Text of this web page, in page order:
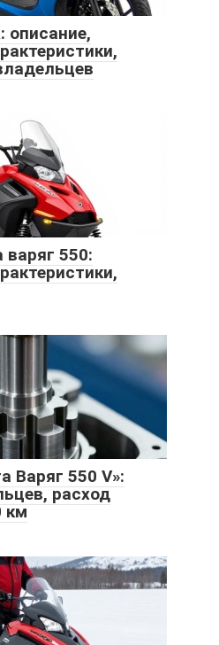
описание,
варяг 550:
Варяг 550 V»:
расход
км